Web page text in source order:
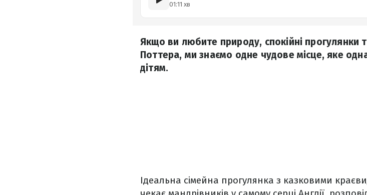
01:11 хв
Якщо ви любите природу, спокійні прогулянки
Поттера, ми знаємо одне чудове місце, яке
дітям.
Ідеальна сімейна прогулянка з казковими